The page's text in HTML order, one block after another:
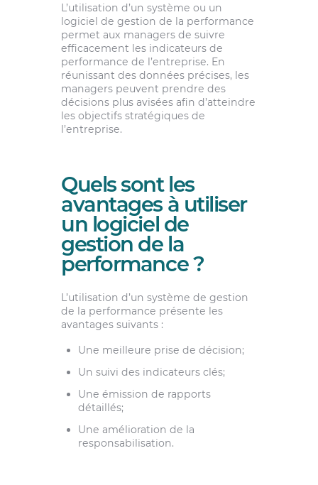
L’utilisation d’un système ou un
logiciel de gestion de la performance
permet aux managers de suivre
efficacement les indicateurs de
performance de l’entreprise. En
réunissant des données précises, les
managers peuvent prendre des
décisions plus avisées afin d’atteindre
les objectifs stratégiques de
l’entreprise.
Quels sont les
avantages à utiliser
un logiciel de
gestion de la
performance ?
L’utilisation d’un système de gestion
de la performance présente les
avantages suivants :
Une meilleure prise de décision;
Un suivi des indicateurs clés;
Une émission de rapports
détaillés;
Une amélioration de la
responsabilisation.